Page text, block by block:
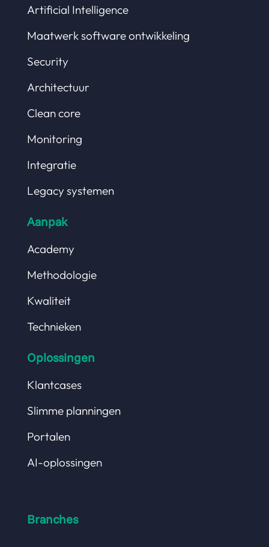
Artificial Intelligence
Maatwerk software ontwikkeling
Security
Architectuur
Clean core
Monitoring
Integratie
Legacy systemen
Aanpak
Academy
Methodologie
Kwaliteit
Technieken
Oplossingen
Klantcases
Slimme planningen
Portalen
AI-oplossingen
Branches